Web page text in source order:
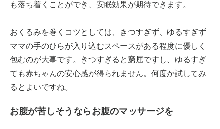
も落ち着くことができ、安眠効果が期待できます。
おくるみを巻くコツとしては、きつすぎず、ゆるすぎず
ママの手のひらが入り込むスペースがある程度に優しく
包むのが大事です。きつすぎると窮屈ですし、ゆるすぎ
ても赤ちゃんの安心感が得られません。何度か試してみ
るとよいですね。
お腹が苦しそうならお腹のマッサージを